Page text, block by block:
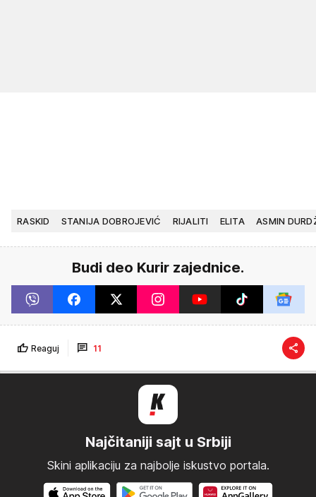
RASKID STANIJA DOBROJEVIĆ RIJALITI ELITA ASMIN
Budi deo Kurir zajednice.
Reaguj 11
Najčitaniji sajt u Srbiji
Skini aplikaciju za najbolje iskustvo portala.